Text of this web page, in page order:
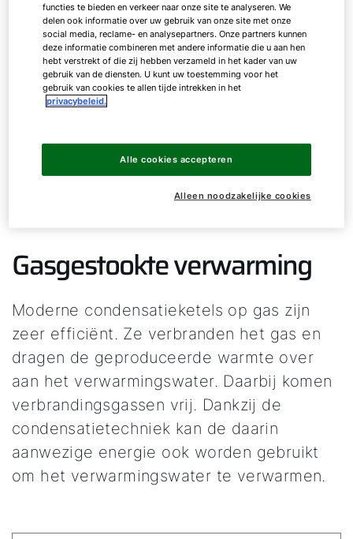
Warmtepompen en gasverwarmingssystemen
verwarmen het gebouw, maar ze werken volgens
verschillende principes.
Gasverwarming genereert warmte voor
verwarming door verbranding van fossiele
Een warmtepomp daarentegen gebruikt
omgevingswarmte en verhoogt het
Gasgestookte verwarming
Moderne condensatieketels op gas zijn
zeer efficiënt. Ze verbranden het gas en
dragen de geproduceerde warmte over
aan het verwarmingswater. Daarbij komen
verbrandingsgassen vrij. Dankzij de
condensatietechniek kan de daarin
aanwezige energie ook worden gebruikt
om het verwarmingswater te verwarmen.
functies te bieden en verkeer naar onze site te analyseren. We
delen ook informatie over uw gebruik van onze site met onze
social media, reclame- en analysepartners. Onze partners kunnen
deze informatie combineren met andere informatie die u aan hen
hebt verstrekt of die zij hebben verzameld in het kader van uw
gebruik van de diensten. U kunt uw toestemming voor het
gebruik van cookies te allen tijde intrekken in het
privacybeleid.
Alleen noodzakelijke cookies
Alle cookies accepteren